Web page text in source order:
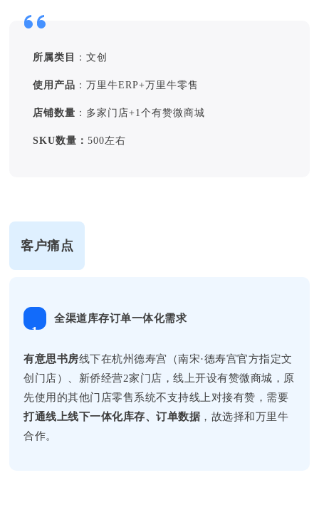
所属类目 ： 文创
使用产品 ：万里牛ERP+万里牛零售
店铺数量 ：多家门店+1个有赞微商城
SKU数量： 500左右
客户痛点
1
全渠道库存订单一体化需求
有意思书房线下在杭州德寿宫（南宋·德寿宫官方指定文
创门店）、新侨经营2家门店，线上开设有赞微商城，原
先使用的其他门店零售系统不支持线上对接有赞，需要
打通线上线下一体化库存、订单数据 ，故选择和万里牛
合作。